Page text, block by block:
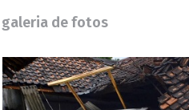
galeria de fotos